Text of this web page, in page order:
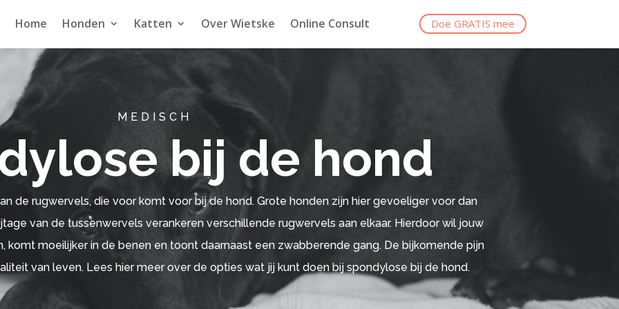
Home Honden Katten Over Wietske Online Consult Doe GRATIS mee
MEDISCH
bij de hond
de rugwervels, die voor komt voor bij de hond. Grote honden zijn hier gevoeliger voor dan
van de tussenwervels verankeren verschillende rugwervels aan elkaar. Hierdoor wil jouw
komt moeilijker in de benen en toont daarnaast een zwabberende gang. De bijkomende pijn
van leven. Lees hier meer over de opties wat jij kunt doen bij spondylose bij de hond.